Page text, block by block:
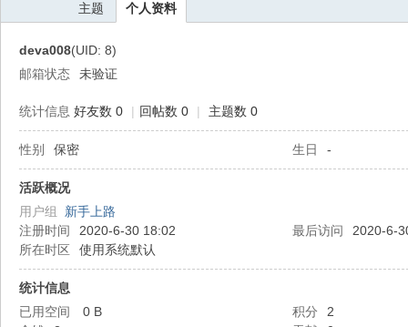
主题 个人资料
deva008(UID: 8)
邮箱状态
未验证
统计信息 好友数 0 | 回帖数 0 | 主题数 0
性别 保密 生日 -
活跃概况
用户组 新手上路
注册时间
2020-6-30 18:02 最后访问
2020-6-
所在时区
使用系统默认
统计信息
已用空间
0 B 积分
2